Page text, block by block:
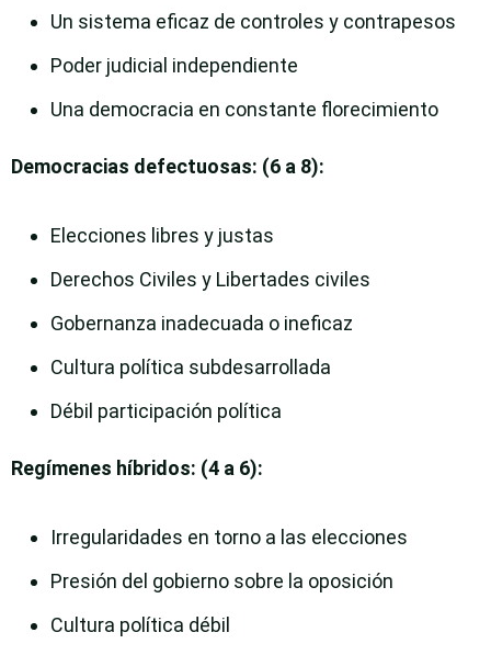
Un sistema eficaz de controles y contrapesos
Poder judicial independiente
Una democracia en constante florecimiento
Democracias defectuosas: (6 a 8):
Elecciones libres y justas
Derechos Civiles y Libertades civiles
Gobernanza inadecuada o ineficaz
Cultura política subdesarrollada
Débil participación política
Regímenes híbridos: (4 a 6):
Irregularidades en torno a las elecciones
Presión del gobierno sobre la oposición
Cultura política débil